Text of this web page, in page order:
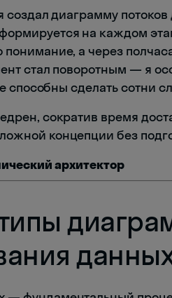
создал диаграмму
на каждом
понимание, а через
стал поворотным — я
способны сделать сотни
сократив время
концепции без
архитектор